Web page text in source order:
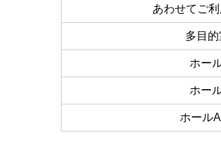
あわせてご
多目
ホー
ホー
ホール